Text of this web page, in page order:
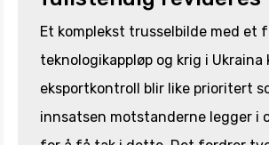
Et komplekst trusselbilde med et
teknologikappløp og krig i Ukraina
eksportkontroll blir like prioritert
innsatsen motstanderne legger i